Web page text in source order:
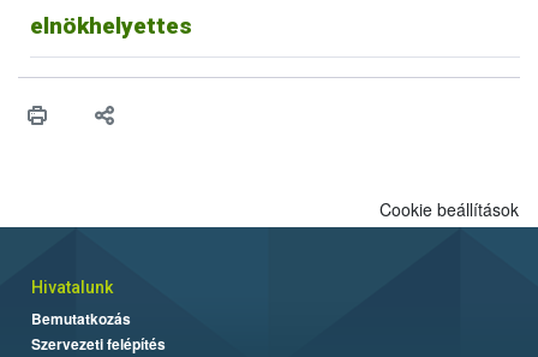
elnökhelyettes
Cookie beállítások
Hivatalunk
Bemutatkozás
Szervezeti felépítés